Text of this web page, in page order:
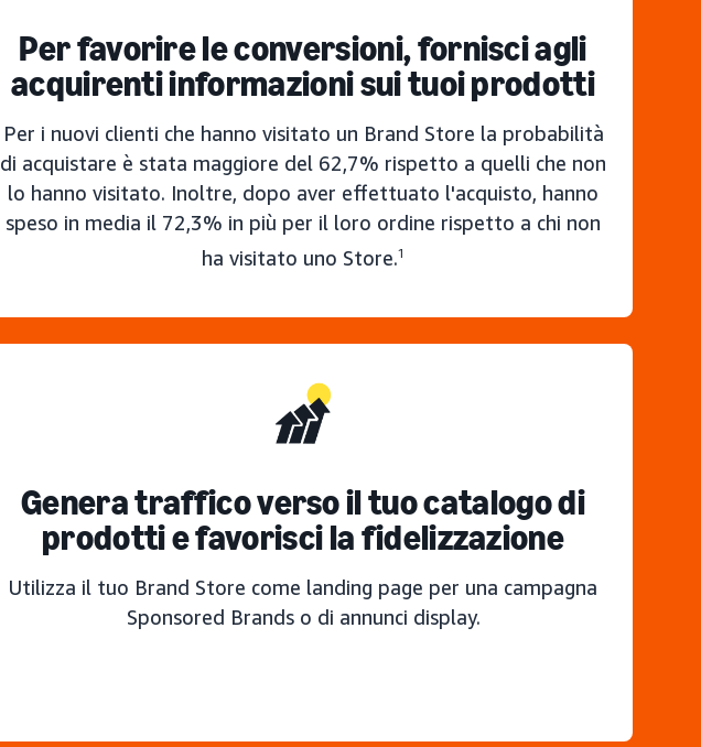
Per favorire le conversioni, fornisci agli
acquirenti informazioni sui tuoi prodotti
Per i nuovi clienti che hanno visitato un Brand Store la probabilità
di acquistare è stata maggiore del 62,7% rispetto a quelli che non
lo hanno visitato. Inoltre, dopo aver effettuato l'acquisto, hanno
speso in media il 72,3% in più per il loro ordine rispetto a chi non
ha visitato uno Store.1
Genera traffico verso il tuo catalogo di
prodotti e favorisci la fidelizzazione
Utilizza il tuo Brand Store come landing page per una campagna
Sponsored Brands o di annunci display.